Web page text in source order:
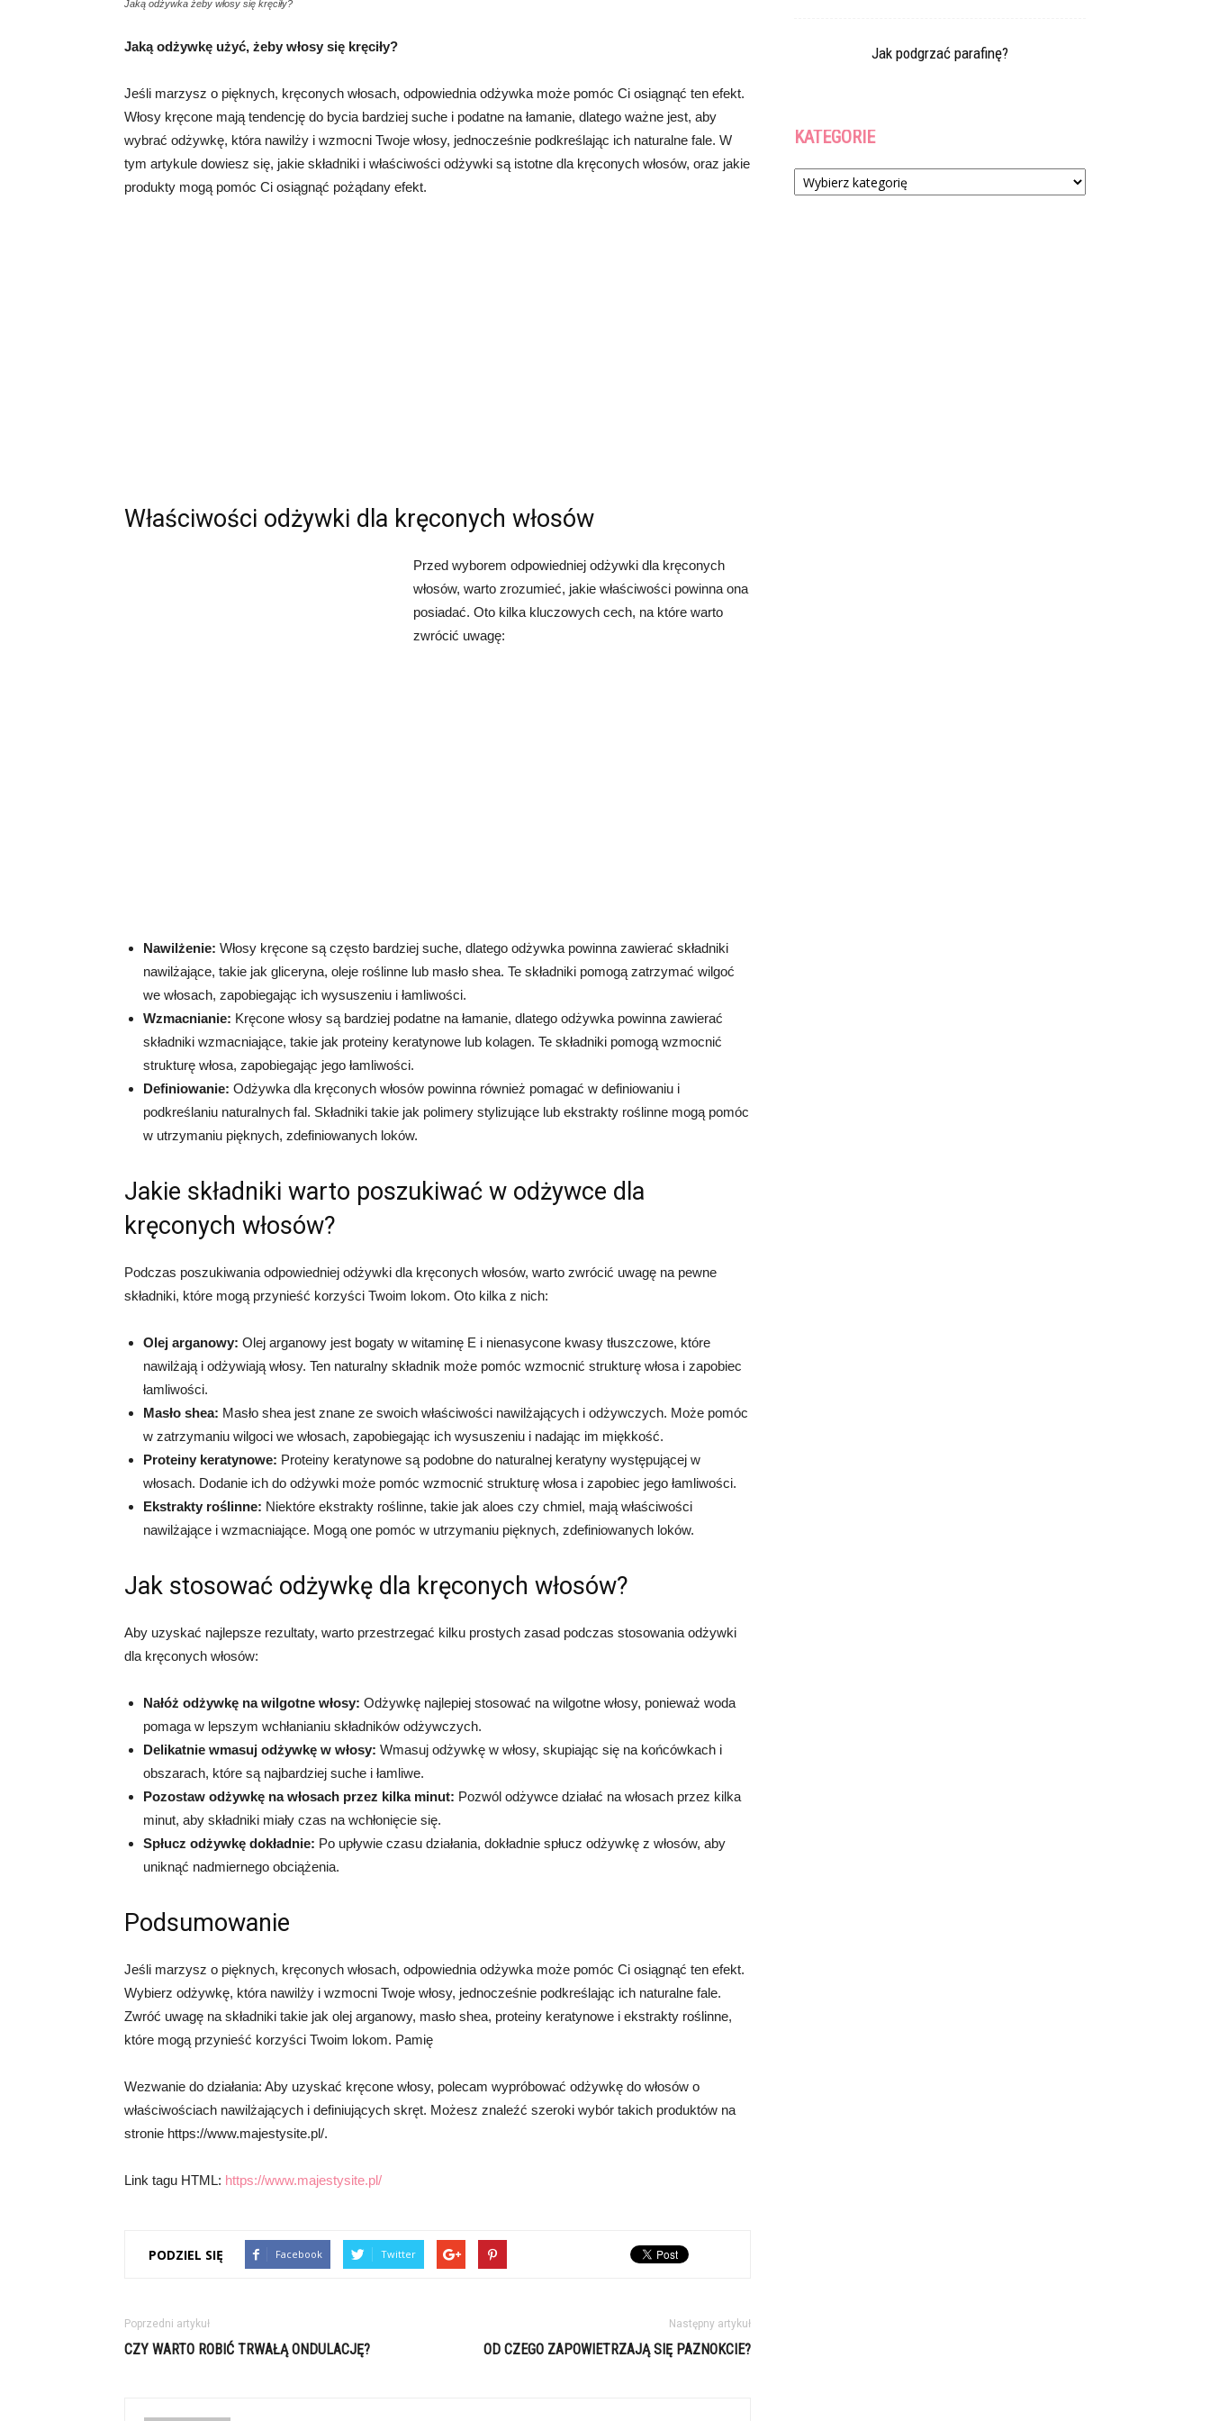
Jaką odżywka żeby włosy się kręciły?
Jaką odżywkę użyć, żeby włosy się kręciły?
Jeśli marzysz o pięknych, kręconych włosach, odpowiednia odżywka może pomóc Ci osiągnąć ten efekt.
Włosy kręcone mają tendencję do bycia bardziej suche i podatne na łamanie, dlatego ważne jest, aby
wybrać odżywkę, która nawilży i wzmocni Twoje włosy, jednocześnie podkreślając ich naturalne fale. W
tym artykule dowiesz się, jakie składniki i właściwości odżywki są istotne dla kręconych włosów, oraz jakie
produkty mogą pomóc Ci osiągnąć pożądany efekt.
Właściwości odżywki dla kręconych włosów
Przed wyborem odpowiedniej odżywki dla kręconych
włosów, warto zrozumieć, jakie właściwości powinna ona
posiadać. Oto kilka kluczowych cech, na które warto
zwrócić uwagę:
Nawilżenie: Włosy kręcone są często bardziej suche, dlatego odżywka powinna zawierać składniki
nawilżające, takie jak gliceryna, oleje roślinne lub masło shea. Te składniki pomogą zatrzymać wilgoć
we włosach, zapobiegając ich wysuszeniu i łamliwości.
Wzmacnianie: Kręcone włosy są bardziej podatne na łamanie, dlatego odżywka powinna zawierać
składniki wzmacniające, takie jak proteiny keratynowe lub kolagen. Te składniki pomogą wzmocnić
strukturę włosa, zapobiegając jego łamliwości.
Definiowanie: Odżywka dla kręconych włosów powinna również pomagać w definiowaniu i
podkreślaniu naturalnych fal. Składniki takie jak polimery stylizujące lub ekstrakty roślinne mogą pomóc
w utrzymaniu pięknych, zdefiniowanych loków.
Jakie składniki warto poszukiwać w odżywce dla
kręconych włosów?
Podczas poszukiwania odpowiedniej odżywki dla kręconych włosów, warto zwrócić uwagę na pewne
składniki, które mogą przynieść korzyści Twoim lokom. Oto kilka z nich:
Olej arganowy: Olej arganowy jest bogaty w witaminę E i nienasycone kwasy tłuszczowe, które
nawilżają i odżywiają włosy. Ten naturalny składnik może pomóc wzmocnić strukturę włosa i zapobiec
łamliwości.
Masło shea: Masło shea jest znane ze swoich właściwości nawilżających i odżywczych. Może pomóc
w zatrzymaniu wilgoci we włosach, zapobiegając ich wysuszeniu i nadając im miękkość.
Proteiny keratynowe: Proteiny keratynowe są podobne do naturalnej keratyny występującej w
włosach. Dodanie ich do odżywki może pomóc wzmocnić strukturę włosa i zapobiec jego łamliwości.
Ekstrakty roślinne: Niektóre ekstrakty roślinne, takie jak aloes czy chmiel, mają właściwości
nawilżające i wzmacniające. Mogą one pomóc w utrzymaniu pięknych, zdefiniowanych loków.
Jak stosować odżywkę dla kręconych włosów?
Aby uzyskać najlepsze rezultaty, warto przestrzegać kilku prostych zasad podczas stosowania odżywki
dla kręconych włosów:
Nałóż odżywkę na wilgotne włosy: Odżywkę najlepiej stosować na wilgotne włosy, ponieważ woda
pomaga w lepszym wchłanianiu składników odżywczych.
Delikatnie wmasuj odżywkę w włosy: Wmasuj odżywkę w włosy, skupiając się na końcówkach i
obszarach, które są najbardziej suche i łamliwe.
Pozostaw odżywkę na włosach przez kilka minut: Pozwól odżywce działać na włosach przez kilka
minut, aby składniki miały czas na wchłonięcie się.
Spłucz odżywkę dokładnie: Po upływie czasu działania, dokładnie spłucz odżywkę z włosów, aby
uniknąć nadmiernego obciążenia.
Podsumowanie
Jeśli marzysz o pięknych, kręconych włosach, odpowiednia odżywka może pomóc Ci osiągnąć ten efekt.
Wybierz odżywkę, która nawilży i wzmocni Twoje włosy, jednocześnie podkreślając ich naturalne fale.
Zwróć uwagę na składniki takie jak olej arganowy, masło shea, proteiny keratynowe i ekstrakty roślinne,
które mogą przynieść korzyści Twoim lokom. Pamię
Wezwanie do działania: Aby uzyskać kręcone włosy, polecam wypróbować odżywkę do włosów o
właściwościach nawilżających i definiujących skręt. Możesz znaleźć szeroki wybór takich produktów na
stronie https://www.majestysite.pl/.
Link tagu HTML: https://www.majestysite.pl/
PODZIEL SIĘ Facebook Twitter
Poprzedni artykuł
CZY WARTO ROBIĆ TRWAŁĄ ONDULACJĘ?
Następny artykuł
OD CZEGO ZAPOWIETRZAJĄ SIĘ PAZNOKCIE?
Jak podgrzać parafinę?
KATEGORIE
Kategorie